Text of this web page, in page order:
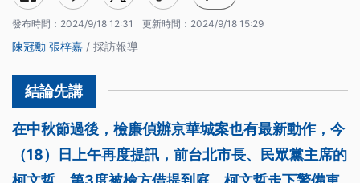
發布時間： 2024/9/18 12:31 更新時間： 2024/9/18 15:29
陳冠勳 張梓嘉 / 採訪報導
在中秋節過後，檢廉偵辦京華城案也有最新動作，今
（18）日上午再度提訊，前台北市長、民眾黨主席的